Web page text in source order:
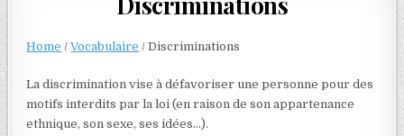
Home /Vocabulaire /Discriminations
La discrimination vise à défavoriser une personne pour des
motifs interdits par la loi (en raison de son appartenance
ethnique, son sexe, ses idées…).